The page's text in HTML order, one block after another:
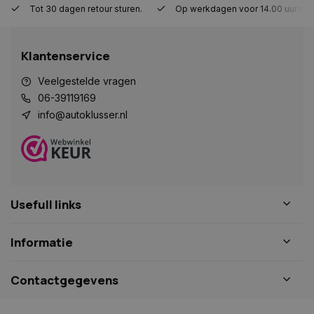
Tot 30 dagen retour sturen. Op werkdagen voor 14.00 uur
Klantenservice
Veelgestelde vragen
06-39119169
info@autoklusser.nl
Usefull links
Informatie
Contactgegevens
Strikt noodzakelijk Prestatie
Targeting
Strikt noodzakelijke cookies maken de
gebruikersaanmelding en accountbeheer. De
website kan niet goed worden gebruikt zonder de
strikt noodzakelijke cookies.
Naam
COOKIELAW_STATS
53